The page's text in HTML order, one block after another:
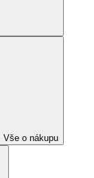
Vše o nákupu